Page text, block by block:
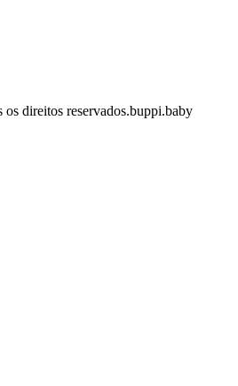
direitos reservados.buppi.baby